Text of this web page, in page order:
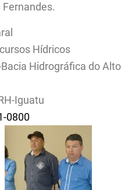
Hídricos
Hidrográfica do Alto
Iguatu
0800